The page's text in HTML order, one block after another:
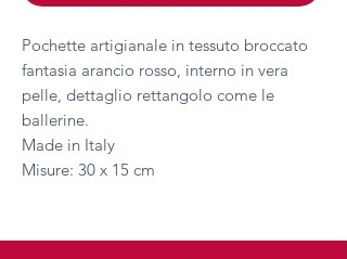
Pochette artigianale in tessuto broccato
fantasia arancio rosso, interno in vera
pelle, dettaglio rettangolo come le
ballerine.
Made in Italy
Misure: 30 x 15 cm